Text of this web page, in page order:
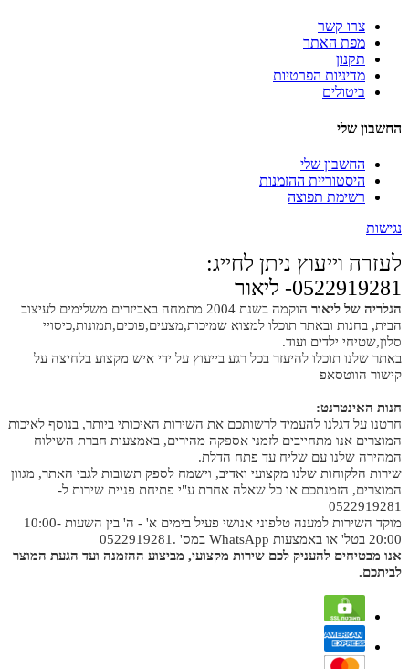
צרו קשר
מפת האתר
תקנון
מדיניות הפרטיות
ביטולים
החשבון שלי
החשבון שלי
היסטוריית ההזמנות
רשימת תפוצה
נגישות
לעזרה וייעוץ ניתן לחייג:
0522919281- ליאור
הגלריה של ליאור
הוקמה בשנת 2004 מתמחה באביזרים משלימים לעיצוב
הבית, בחנות ובאתר תוכלו למצוא שמיכות,מצעים,פוכים,תמונות,כיסויי
סלון,שטיחי ילדים ועוד.
באתר שלנו תוכלו להיעזר בכל רגע בייעוץ על ידי איש מקצוע בלחיצה על
קישור הווטסאפ
חנות האינטרנט:
חרטנו על דגלנו להעמיד לרשותכם את השירות האיכותי ביותר, בנוסף לאיכות
המוצרים אנו מתחייבים לזמני אספקה מהירים, באמצעות חברת השילוח
המהירה שלנו עם שליח עד פתח הדלת.
שירות הלקוחות שלנו מקצועי ואדיב, וישמח לספק תשובות לגבי האתר, מגוון
המוצרים, הזמנתכם או כל שאלה אחרת ע"י פתיחת פניית שירות ל-
0522919281
מוקד השירות למענה טלפוני אנושי פעיל בימים א' - ה' בין השעות 10:00-
20:00 בטל' או באמצעות WhatsApp במס' .0522919281
אנו מבטיחים להעניק לכם שירות מקצועי, מביצוע ההזמנה ועד הגעת המוצר
לביתכם.